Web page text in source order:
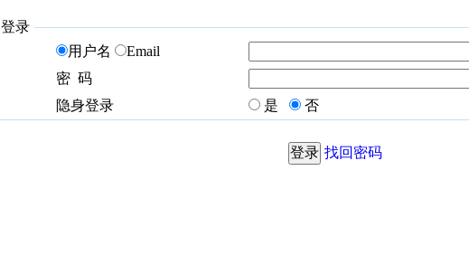
登录
用户名
Email
密 码
隐身登录
是 否
找回密码